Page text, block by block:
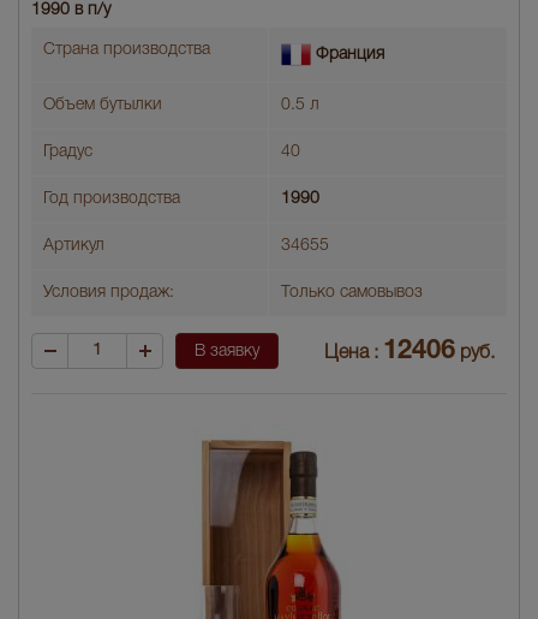
1990 в п/у
Страна производства Франция
Объем бутылки 0.5 л
Градус 40
Год производства 1990
Артикул 34655
Условия продаж: Только самовывоз
В заявку Цена : 12406 руб.